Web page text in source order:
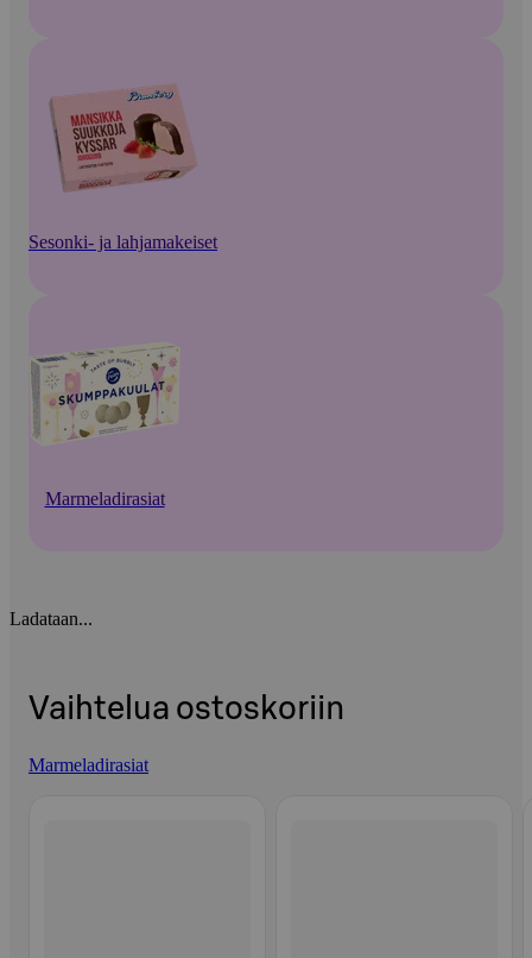
Sesonki- ja lahjamakeiset
Marmeladirasiat
Ladataan...
Vaihtelua ostoskoriin
Marmeladirasiat